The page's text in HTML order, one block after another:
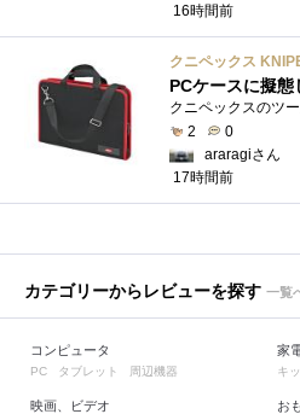
16時間前
クニペックス
PCケースに擬態
2
0
araragiさん
17時間前
カテゴリーからレビューを探す 一覧
コンピュータ
PC タブレット 周辺機器
映画、ビデオ
家
キ
お